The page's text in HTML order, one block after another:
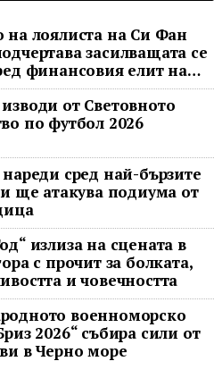
на лоялиста на Си Фан
засилващата се
финансовия елит на
от Световното
по футбол 2026
сред най-бързите
ще атакува подиума от
излиза на сцената в
с прочит за болката,
и човечността
военноморско
2026“ събира сили от
в Черно море